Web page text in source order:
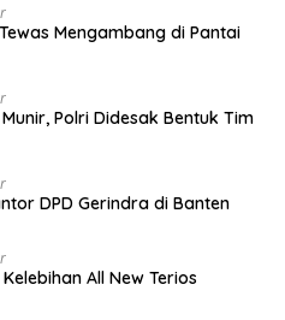
Mengambang di Pantai
Polri Didesak Bentuk Tim
DPD Gerindra di Banten
All New Terios